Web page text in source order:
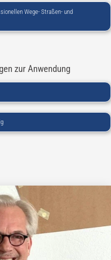
Wege- Straßen- und
zur Anwendung